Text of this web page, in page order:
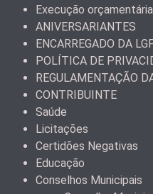
Execução
ANIVERSARIANTES
ENCARREGADO DA
POLÍTICA DE
REGULAMENTAÇÃO
CONTRIBUINTE
Saúde
Licitações
Certidões Negativas
Educação
Conselhos Municipais